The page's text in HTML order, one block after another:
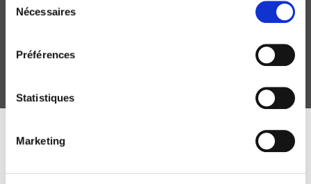
Nécessaires
Préférences
Statistiques
Marketing
Une sociologie de l'appariement
ABONNEZ-VOUS À NOS
REVUES